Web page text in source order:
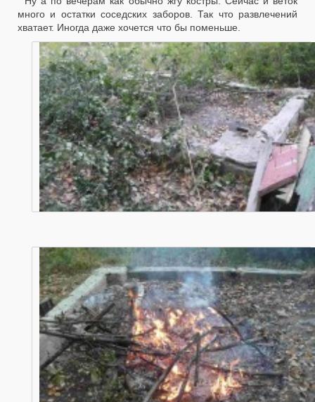
много и остатки соседских заборов. Так что развлечений
хватает. Иногда даже хочется что бы поменьше.